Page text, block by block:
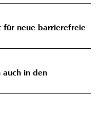
neue barrierefreie
auch in den